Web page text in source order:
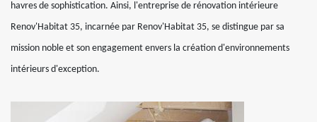
havres de sophistication. Ainsi, l'entreprise de rénovation intérieure
Renov'Habitat 35, incarnée par Renov'Habitat 35, se distingue par sa
mission noble et son engagement envers la création d'environnements
intérieurs d'exception.